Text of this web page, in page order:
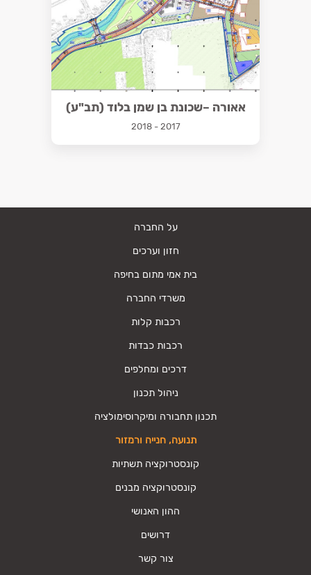
אאורה –שכונת בן שמן בלוד (תב"ע)
2017 - 2018
על החברה
חזון וערכים
בית אמי מתום בחיפה
משרדי החברה
רכבות קלות
רכבות כבדות
דרכים ומחלפים
ניהול תכנון
תכנון תחבורה ומיקרוסימולציה
תנועה, חנייה ורמזור
קונסטרוקציה תשתיות
קונסטרוקציה מבנים
ההון האנושי
דרושים
צור קשר